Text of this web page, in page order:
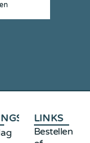
LINKS
Bestellen